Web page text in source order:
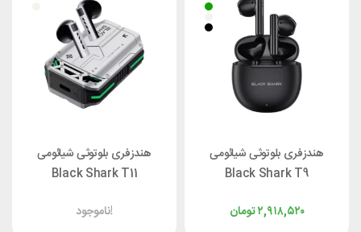
هندزفری بلوتوثی شیائومی
Black Shark T9
تومان۲,۹۱۸,۵۲۰
هندزفری بلوتوثی شیائومی
Black Shark T11
ناموجود!